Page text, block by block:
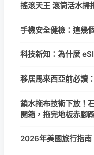
搖滾天王 滾筒活水掃
手機安全健檢：這幾
科技新知：為什麼
移居馬來西亞前必讀
鎖水拖布技術下放！
開箱，拖完地板赤腳
2026年美國旅行指